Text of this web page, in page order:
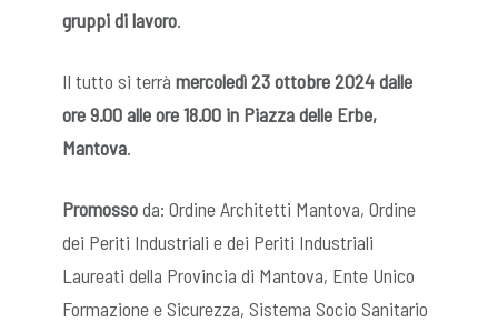
gruppi di lavoro.
Il tutto si terrà mercoledì 23 ottobre 2024 dalle
ore 9.00 alle ore 18.00 in Piazza delle Erbe,
Mantova.
Promossoda: Ordine Architetti Mantova, Ordine
dei Periti Industriali e dei Periti Industriali
Laureati della Provincia di Mantova, Ente Unico
Formazione e Sicurezza, Sistema Socio Sanitario